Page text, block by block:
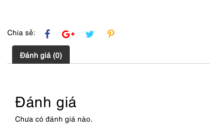
Chia sẻ:
Đánh giá (0)
Đánh giá
Chưa có đánh giá nào.